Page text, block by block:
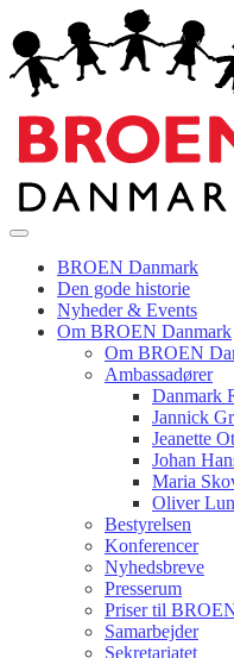
BROEN Danmark
Den gode historie
Nyheder & Events
Om BROEN Danmark
Om BROEN
Ambassadører
Danmark
Jannick
Jeanette
Johan
Maria
Oliver
Bestyrelsen
Konferencer
Nyhedsbreve
Presserum
Priser til
Samarbejder
Sekretariatet